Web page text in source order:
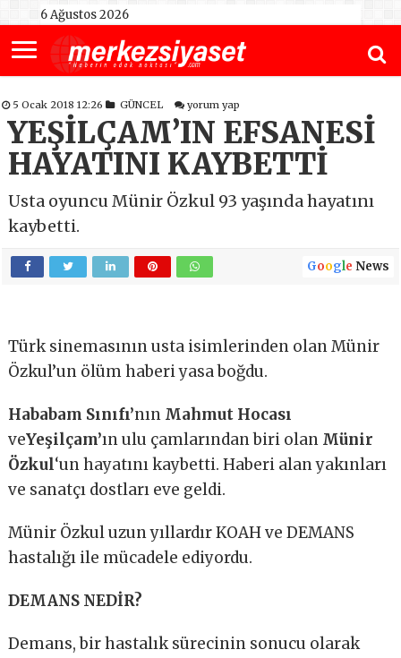
6 Ağustos 2026
5 Ocak 2018 12:26 GÜNCEL yorum yap
YEŞİLÇAM’IN EFSANESİ
HAYATINI KAYBETTİ
Usta oyuncu Münir Özkul 93 yaşında hayatını
kaybetti.
Google News
Türk sinemasının usta isimlerinden olan Münir
Özkul’un ölüm haberi yasa boğdu.
Hababam Sınıfı’nın Mahmut Hocası
veYeşilçam’ın ulu çamlarından biri olan Münir
Özkul‘un hayatını kaybetti. Haberi alan yakınları
ve sanatçı dostları eve geldi.
Münir Özkul uzun yıllardır KOAH ve DEMANS
hastalığı ile mücadele ediyordu.
DEMANS NEDİR?
Demans, bir hastalık sürecinin sonucu olarak